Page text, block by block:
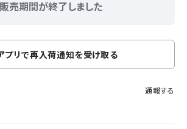
販売期間が終了しました
プリで再入荷通知を受け取る
通報する